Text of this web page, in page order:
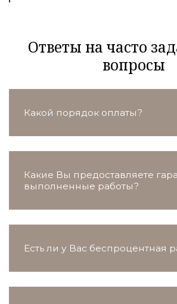
Ответы на часто
вопросы
Какой порядок оплаты?
Какие Вы предоставляете
выполненные работы?
Есть ли у Вас беспроцентная